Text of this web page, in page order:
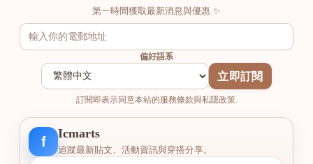
第一時間獲取最新消息與優惠 ✨
偏好語系
立即訂閱
訂閱即表示同意本站的服務條款與私隱政策.
f
Icmarts
追蹤最新貼文、活動資訊與穿搭分享。